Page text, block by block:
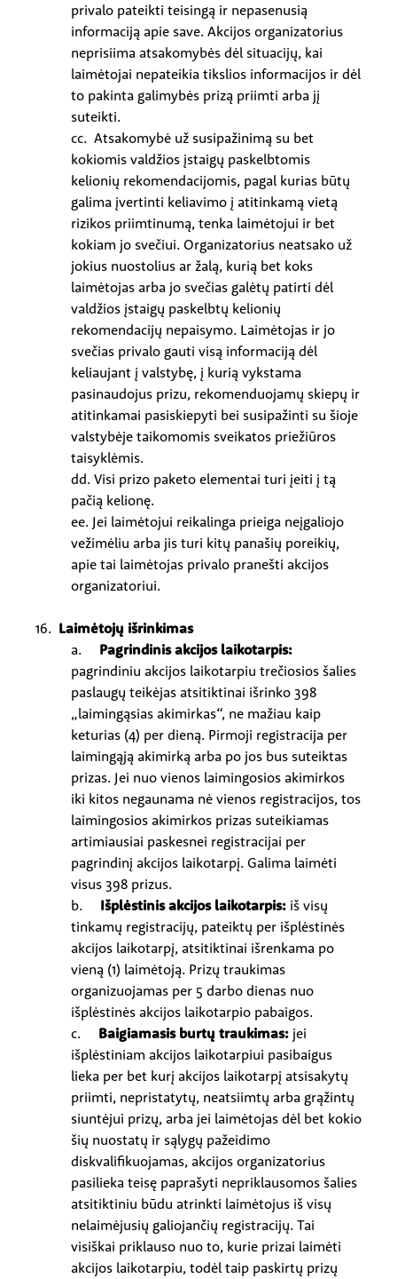
privalo pateikti teisingą ir nepasenusią
informaciją apie save. Akcijos organizatorius
neprisiima atsakomybės dėl situacijų, kai
laimėtojai nepateikia tikslios informacijos ir dėl
to pakinta galimybės prizą priimti arba jį
suteikti.
cc. Atsakomybė už susipažinimą su bet
kokiomis valdžios įstaigų paskelbtomis
kelionių rekomendacijomis, pagal kurias būtų
galima įvertinti keliavimo į atitinkamą vietą
rizikos priimtinumą, tenka laimėtojui ir bet
kokiam jo svečiui. Organizatorius neatsako už
jokius nuostolius ar žalą, kurią bet koks
laimėtojas arba jo svečias galėtų patirti dėl
valdžios įstaigų paskelbtų kelionių
rekomendacijų nepaisymo. Laimėtojas ir jo
svečias privalo gauti visą informaciją dėl
keliaujant į valstybę, į kurią vykstama
pasinaudojus prizu, rekomenduojamų skiepų ir
atitinkamai pasiskiepyti bei susipažinti su šioje
valstybėje taikomomis sveikatos priežiūros
taisyklėmis.
dd. Visi prizo paketo elementai turi įeiti į tą
pačią kelionę.
ee. Jei laimėtojui reikalinga prieiga neįgaliojo
vežimėliu arba jis turi kitų panašių poreikių,
apie tai laimėtojas privalo pranešti akcijos
organizatoriui.
16. Laimėtojų išrinkimas
a. Pagrindinis akcijos laikotarpis:
pagrindiniu akcijos laikotarpiu trečiosios šalies
paslaugų teikėjas atsitiktinai išrinko 398
„laimingąsias akimirkas“, ne mažiau kaip
keturias (4) per dieną. Pirmoji registracija per
laimingąją akimirką arba po jos bus suteiktas
prizas. Jei nuo vienos laimingosios akimirkos
iki kitos negaunama nė vienos registracijos, tos
laimingosios akimirkos prizas suteikiamas
artimiausiai paskesnei registracijai per
pagrindinį akcijos laikotarpį. Galima laimėti
visus 398 prizus.
b. Išplėstinis akcijos laikotarpis: iš visų
tinkamų registracijų, pateiktų per išplėstinės
akcijos laikotarpį, atsitiktinai išrenkama po
vieną (1) laimėtoją. Prizų traukimas
organizuojamas per 5 darbo dienas nuo
išplėstinės akcijos laikotarpio pabaigos.
c. Baigiamasis burtų traukimas: jei
išplėstiniam akcijos laikotarpiui pasibaigus
lieka per bet kurį akcijos laikotarpį atsisakytų
priimti, nepristatytų, neatsiimtų arba grąžintų
siuntėjui prizų, arba jei laimėtojas dėl bet kokio
šių nuostatų ir sąlygų pažeidimo
diskvalifikuojamas, akcijos organizatorius
pasilieka teisę paprašyti nepriklausomos šalies
atsitiktiniu būdu atrinkti laimėtojus iš visų
nelaimėjusių galiojančių registracijų. Tai
visiškai priklauso nuo to, kurie prizai laimėti
akcijos laikotarpiu, todėl taip paskirtų prizų